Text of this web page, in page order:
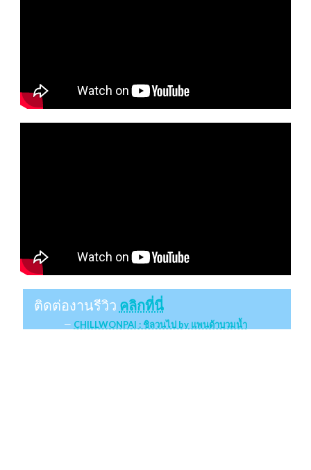
ติดต่องานรีวิว คลิกที่นี่
CHILLWONPAI : ชิลวนไป by แพนด้าบวมน้ำ